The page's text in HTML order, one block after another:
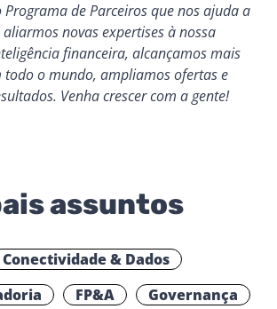
Programa de Parceiros que nos ajuda a
novas expertises à nossa
financeira, alcançamos mais
todo o mundo, ampliamos ofertas e
Venha crescer com a gente!
assuntos
Conectividade & Dados
FP&A
Governança